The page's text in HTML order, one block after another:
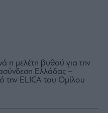
η μελέτη βυθού για την
Ελλάδας –
την ELICA του Ομίλου